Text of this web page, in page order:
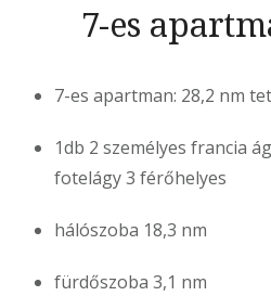
7-es
7-es apartman: 28,2 nm
1db 2 személyes francia
fotelágy 3 férőhelyes
hálószoba 18,3 nm
fürdőszoba 3,1 nm